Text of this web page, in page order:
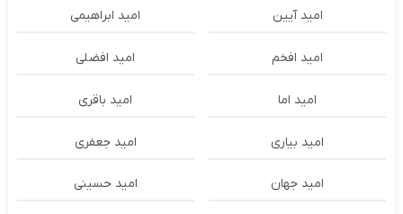
امید آیین امید ابراهیمی
امید افخم امید افضلی
امید اما امید باقری
امید بیاری امید جعفری
امید جهان امید حسینی